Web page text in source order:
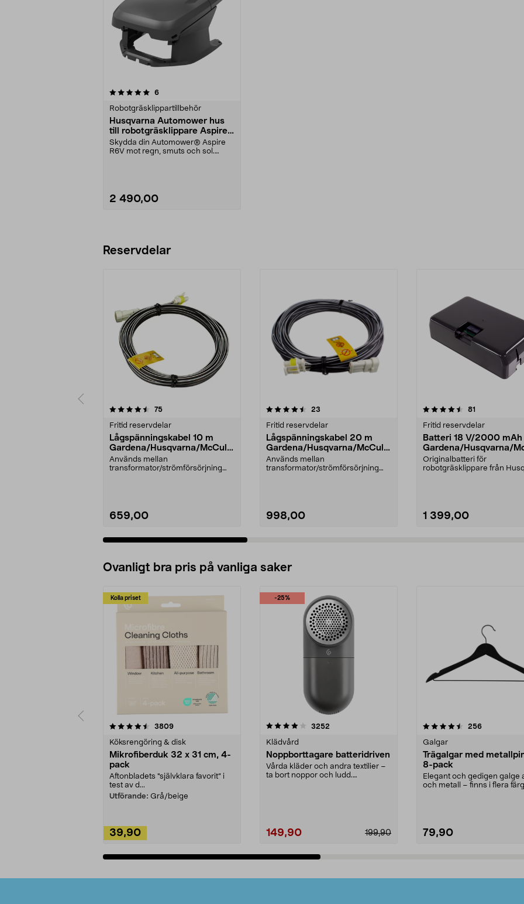
6recensioner
Robotgräsklippartillbehör
Husqvarna Automower hus
till robotgräsklippare Aspire
R6V
Skydda din Automower® Aspire
R6V mot regn, smuts och sol.
2 490,00
Reservdelar
75recensioner
Fritid reservdelar
Lågspänningskabel 10 m
Gardena/Husqvarna/McCullo
ch/Flymo
Används mellan
transformator/strömförsörjning
659,00
4.5av 5 stjärnor 23
Fritid reservdelar
Lågspänningskabel 20 m
Gardena/Husqvarna/McCullo
ch/Flymo
Används mellan
transformator/strömförsörjning
998,00
4.5av 5 stjärnor 81
Fritid reservdelar
Batteri 18 V/2000 mAh
Gardena/Husqvarna/
ch/Flymo
Originalbatteri för
robotgräsklippare från
1 399,00
5.0av 5 stjärnor
Ovanligt bra pris på vanliga saker
Kolla priset
3809recensioner
Köksrengöring & disk
Mikrofiberduk 32 x 31 cm, 4-
pack
Aftonbladets "självklara favorit” i
test av d...
Utförande: Grå/beige
39,90
-25%
4.0av 5 stjärnor 3252
Klädvård
Noppborttagare batteridriven
Vårda kläder och andra textilier –
ta bort noppor och ludd.
199,90
149,90
4.5av 5 stjärnor 256recensioner
Galgar
Trägalgar med
8-pack
Elegant och gedigen galge
och metall – finns i flera
79,90
4.0av 5 stjärnor